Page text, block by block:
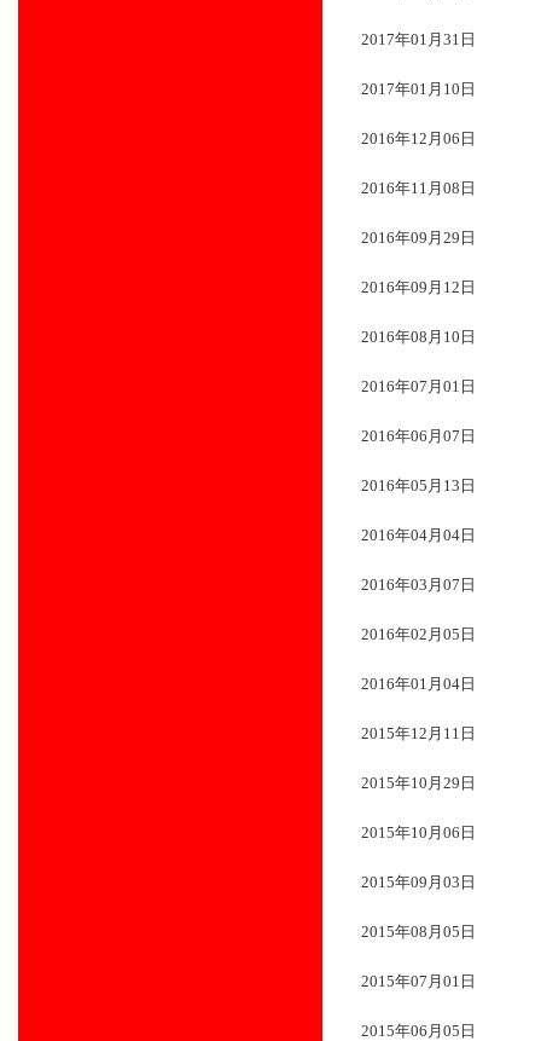
2017年01月31日
2017年01月10日
2016年12月06日
2016年11月08日
2016年09月29日
2016年09月12日
2016年08月10日
2016年07月01日
2016年06月07日
2016年05月13日
2016年04月04日
2016年03月07日
2016年02月05日
2016年01月04日
2015年12月11日
2015年10月29日
2015年10月06日
2015年09月03日
2015年08月05日
2015年07月01日
2015年06月05日